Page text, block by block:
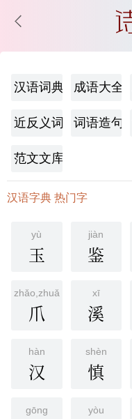
汉语词典 成语大全
近反义词 词语造句
范文文库
汉语字典 热门字
yù
玉
jiàn
鉴
zhǎo,zhuǎ
爪
xī
溪
hàn
汉
shèn
慎
gōng yòu